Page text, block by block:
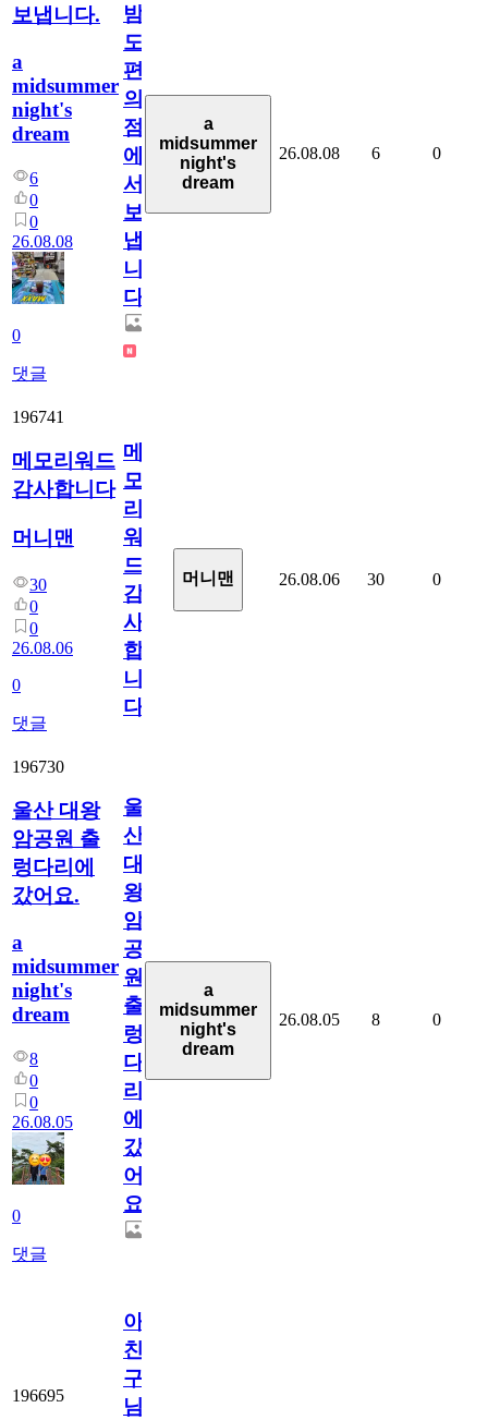
보냅니다.
a
midsummer
night's
dream
6
0
0
26.08.08
0
댓글
밤
도
편
의
점
에
서
보
냅
니
다.
a
midsummer
night's
dream
26.08.08 6 0
196741
메모리워드
감사합니다
머니맨
30
0
0
26.08.06
0
댓글
메
모
리
워
드
감
사
합
니
다
머니맨 26.08.06 30 0
196730
울산 대왕
암공원 출
렁다리에
갔어요.
a
midsummer
night's
dream
8
0
0
26.08.05
0
댓글
울
산
대
왕
암
공
원
출
렁
다
리
에
갔
어
요.
a
midsummer
night's
dream
26.08.05 8 0
196695
아.
친
구
님